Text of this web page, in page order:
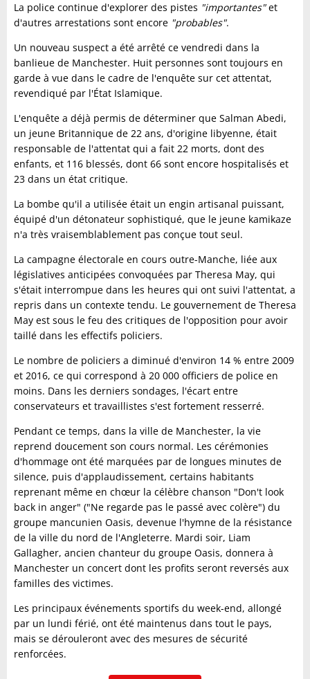
La police continue d'explorer des pistes "importantes"et
d'autres arrestations sont encore "probables".
Un nouveau suspect a été arrêté ce vendredi dans la
banlieue de Manchester. Huit personnes sont toujours en
garde à vue dans le cadre de l'enquête sur cet attentat,
revendiqué par l'État Islamique.
L'enquête a déjà permis de déterminer que Salman Abedi,
un jeune Britannique de 22 ans, d'origine libyenne, était
responsable de l'attentat qui a fait 22 morts, dont des
enfants, et 116 blessés, dont 66 sont encore hospitalisés et
23 dans un état critique.
La bombe qu'il a utilisée était un engin artisanal puissant,
équipé d'un détonateur sophistiqué, que le jeune kamikaze
n'a très vraisemblablement pas conçue tout seul.
La campagne électorale en cours outre-Manche, liée aux
législatives anticipées convoquées par Theresa May, qui
s'était interrompue dans les heures qui ont suivi l'attentat, a
repris dans un contexte tendu. Le gouvernement de Theresa
May est sous le feu des critiques de l'opposition pour avoir
taillé dans les effectifs policiers.
Le nombre de policiers a diminué d'environ 14 % entre 2009
et 2016, ce qui correspond à 20 000 officiers de police en
moins. Dans les derniers sondages, l'écart entre
conservateurs et travaillistes s'est fortement resserré.
Pendant ce temps, dans la ville de Manchester, la vie
reprend doucement son cours normal. Les cérémonies
d'hommage ont été marquées par de longues minutes de
silence, puis d'applaudissement, certains habitants
reprenant même en chœur la célèbre chanson "Don't look
back in anger" ("Ne regarde pas le passé avec colère") du
groupe mancunien Oasis, devenue l'hymne de la résistance
de la ville du nord de l'Angleterre. Mardi soir, Liam
Gallagher, ancien chanteur du groupe Oasis, donnera à
Manchester un concert dont les profits seront reversés aux
familles des victimes.
Les principaux événements sportifs du week-end, allongé
par un lundi férié, ont été maintenus dans tout le pays,
mais se dérouleront avec des mesures de sécurité
renforcées.